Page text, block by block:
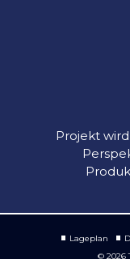
Projekt
Lageplan
© 2026